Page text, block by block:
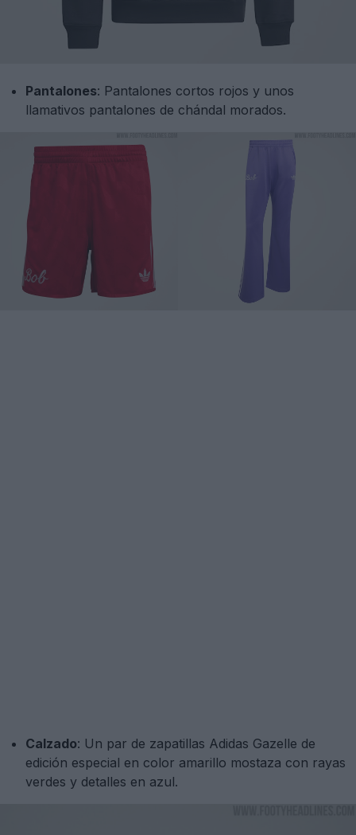
Pantalones: Pantalones cortos rojos y unos
llamativos pantalones de chándal morados.
Calzado: Un par de zapatillas Adidas Gazelle de
edición especial en color amarillo mostaza con rayas
verdes y detalles en azul.